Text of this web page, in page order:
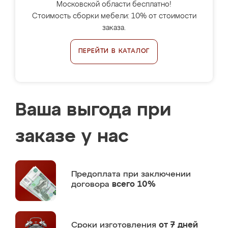
Московской области бесплатно!
Стоимость сборки мебели: 10% от стоимости
заказа.
ПЕРЕЙТИ В КАТАЛОГ
Ваша выгода при
заказе у нас
Предоплата при заключении
договора всего 10%
Сроки изготовления от 7 дней